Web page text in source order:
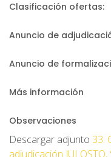
Clasificación ofertas:
Anuncio de
Anuncio de
Más información
Observaciones
Descargar adjunto 33.
adjudicación JULOSTO,